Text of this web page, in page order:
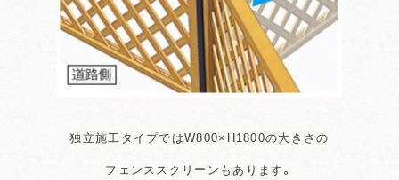
独立施工タイプではW800×H1800の大きさの
フェンススクリーンもあります。